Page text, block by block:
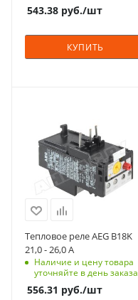
543.38 руб./шт
КУПИТЬ
Тепловое реле AEG B18K
21,0 - 26,0 A
Наличие и цену товара
уточняйте в день заказа
556.31 руб./шт